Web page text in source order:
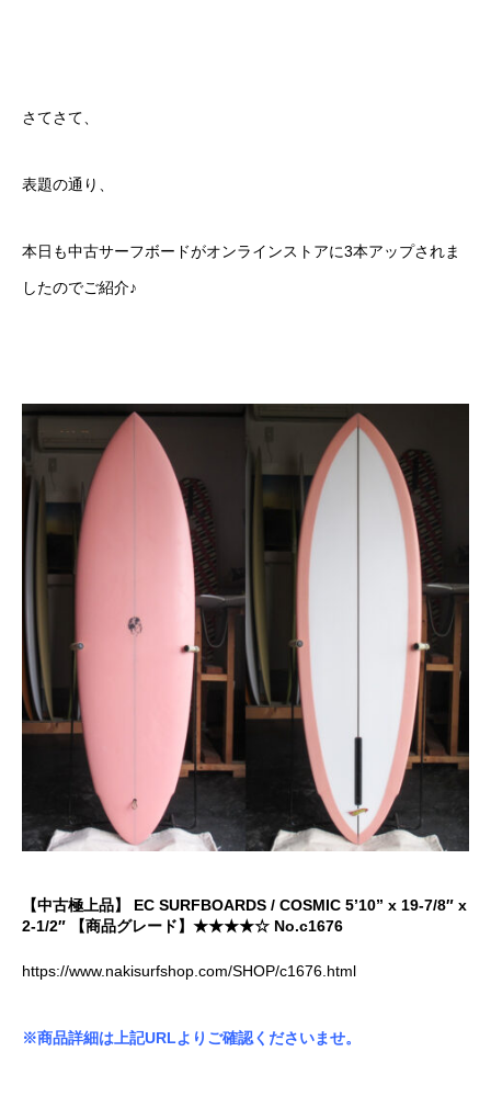
さてさて、
表題の通り、
本日も中古サーフボードがオンラインストアに3本アップされま
したのでご紹介♪
【中古極上品】 EC SURFBOARDS / COSMIC 5’10” x 19-7/8″ x
2-1/2″ 【商品グレード】★★★★☆ No.c1676
https://www.nakisurfshop.com/SHOP/c1676.html
※商品詳細は上記URLよりご確認くださいませ。